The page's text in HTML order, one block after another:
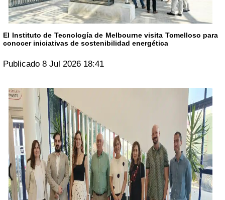
El Instituto de Tecnología de Melbourne visita Tomelloso para
conocer iniciativas de sostenibilidad energética
Publicado 8 Jul 2026 18:41